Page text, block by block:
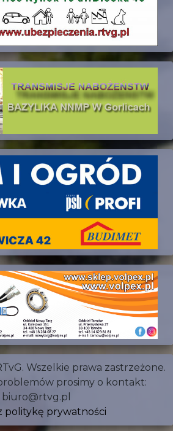
Wszelkie prawa zastrzeżone.
prosimy o kontakt:
biuro@rtvg.pl
politykę prywatności